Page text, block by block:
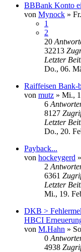
BBBank Konto
von Mynock »
1
2
20
32213
Letzter
Do., 06.
Raiffeisen Bank-
von mutz » Mi.,
6
8127
Letzter
Do., 20.
Payback...
von hockeygerd »
2
6361
Letzter
Mi., 19.
DKB >
HBCI
von M.Hahn »
0
4938